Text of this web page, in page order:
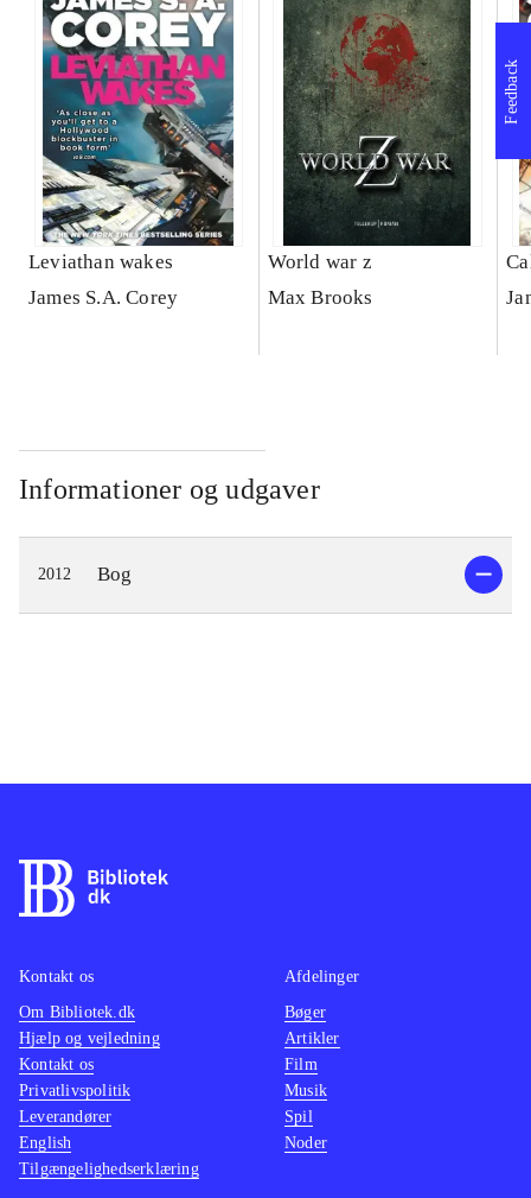
Leviathan wakes
James S.A. Corey
World war z
Max Brooks
Informationer og udgaver
2012 Bog
Feedback
Kontakt os
Om Bibliotek.dk
Hjælp og vejledning
Kontakt os
Privatlivspolitik
Leverandører
English
Tilgængelighedserklæring
Afdelinger
Bøger
Artikler
Film
Musik
Spil
Noder